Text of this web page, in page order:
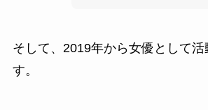
そして、2019年から女優として活
す。